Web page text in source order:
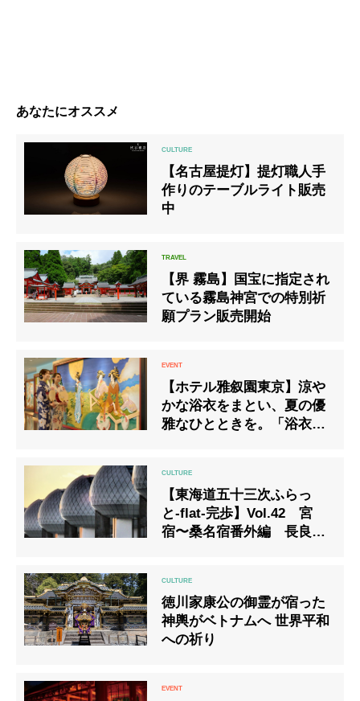
あなたにオススメ
【名古屋提灯】提灯職人手
作りのテーブルライト販売
中
【界 霧島】国宝に指定され
ている霧島神宮での特別祈
願プラン販売開始
【ホテル雅叙園東京】涼や
かな浴衣をまとい、夏の優
雅なひとときを。「浴衣プ
【東海道五十三次ふらっ
と-flat-完歩】Vol.42 宮
宿〜桑名宿番外編 長良川
徳川家康公の御霊が宿った
神輿がベトナムへ 世界平和
への祈り